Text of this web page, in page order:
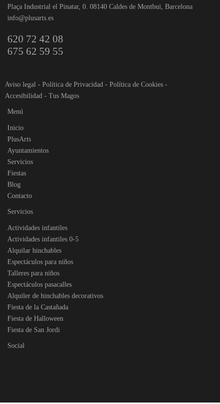
Plaça Industrial el Pinatar, 0. 08140 Caldes de Montbui, Barcelona
info@plusarts.es
620 72 42 08
675 62 59 55
Aviso legal - Política de Privacidad - Política de Cookies -
Accesibilidad - Tus Magos
Menú
Inicio
PlusArts
Ayuntamientos
Servicios
Fiestas
Blog
Contacto
Servicios
Actividades infantiles
Actividades infantiles 0-5
Alquilar hinchables
Espectáculos para niños
Talleres para niños
Espectáculos pasacalles
Alquiler de hinchables decorativos
Fiesta de la Castañada
Fiesta de Halloween
Fiesta de San Jordi
Social